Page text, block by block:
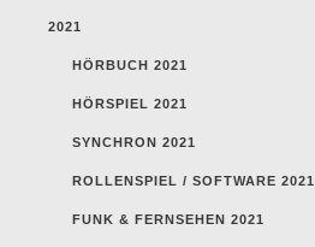
2021
HÖRBUCH 2021
HÖRSPIEL 2021
SYNCHRON 2021
ROLLENSPIEL / SOFTWARE 2021
FUNK & FERNSEHEN 2021